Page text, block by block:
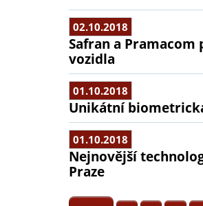
02.10.2018
Safran a Pramacom
vozidla
01.10.2018
Unikátní
01.10.2018
Nejnovější
Praze